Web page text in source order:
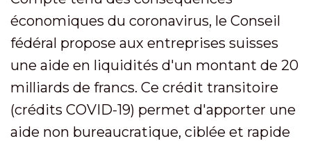
économiques du coronavirus, le Conseil
fédéral propose aux entreprises suisses
une aide en liquidités d'un montant de 20
milliards de francs. Ce crédit transitoire
(crédits COVID-19) permet d'apporter une
aide non bureaucratique, ciblée et rapide